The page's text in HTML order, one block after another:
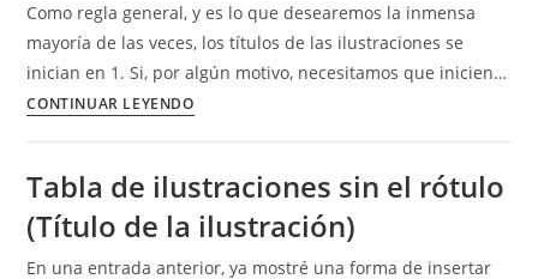
los
títulos
de
las
Como regla general, y es lo que desearemos la inmensa
mayoría de las veces, los títulos de las ilustraciones se
inician en 1. Si, por algún motivo, necesitamos que inicien…
CONTINUAR LEYENDOCambiar
de
inicio
Tabla de ilustraciones sin el rótulo
(Título de la ilustración)
En una entrada anterior, ya mostré una forma de insertar